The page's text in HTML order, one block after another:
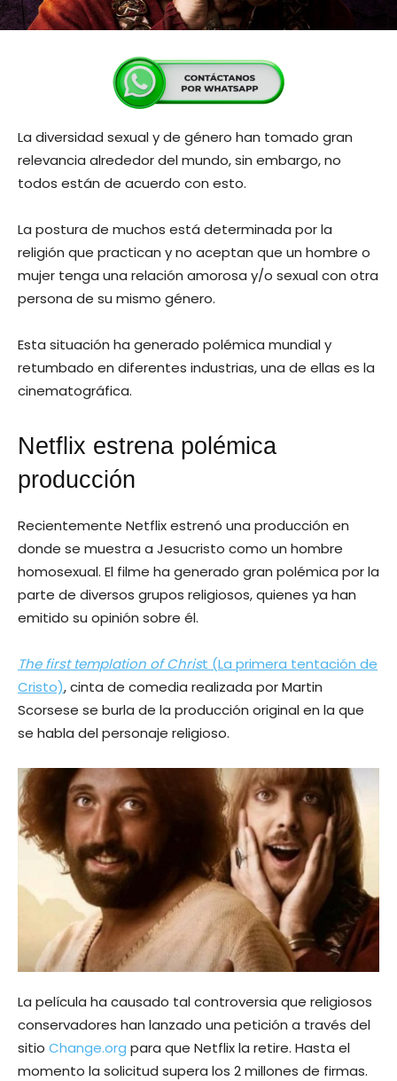
La diversidad sexual y de género han tomado gran
relevancia alrededor del mundo, sin embargo, no
todos están de acuerdo con esto.
La postura de muchos está determinada por la
religión que practican y no aceptan que un hombre o
mujer tenga una relación amorosa y/o sexual con otra
persona de su mismo género.
Esta situación ha generado polémica mundial y
retumbado en diferentes industrias, una de ellas es la
cinematográfica.
Netflix estrena polémica
producción
Recientemente Netflix estrenó una producción en
donde se muestra a Jesucristo como un hombre
homosexual. El filme ha generado gran polémica por la
parte de diversos grupos religiosos, quienes ya han
emitido su opinión sobre él.
The first templation of Christ (La primera tentación de
Cristo), cinta de comedia realizada por Martin
Scorsese se burla de la producción original en la que
se habla del personaje religioso.
La película ha causado tal controversia que religiosos
conservadores han lanzado una petición a través del
sitio Change.org para que Netflix la retire. Hasta el
momento la solicitud supera los 2 millones de firmas.